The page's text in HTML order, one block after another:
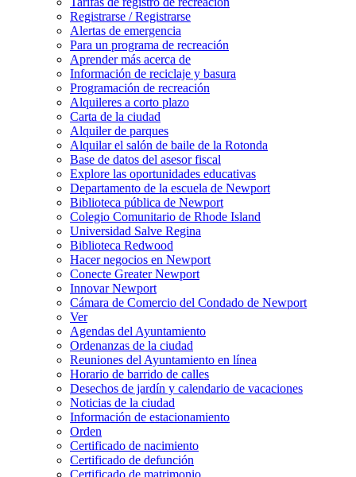
Registrarse / Registrarse
Alertas de emergencia
Para un programa de recreación
Aprender más acerca de
Información de reciclaje y basura
Programación de recreación
Alquileres a corto plazo
Carta de la ciudad
Alquiler de parques
Alquilar el salón de baile de la Rotonda
Base de datos del asesor fiscal
Explore las oportunidades educativas
Departamento de la escuela de Newport
Biblioteca pública de Newport
Colegio Comunitario de Rhode Island
Universidad Salve Regina
Biblioteca Redwood
Hacer negocios en Newport
Conecte Greater Newport
Innovar Newport
Cámara de Comercio del Condado de Newport
Ver
Agendas del Ayuntamiento
Ordenanzas de la ciudad
Reuniones del Ayuntamiento en línea
Horario de barrido de calles
Desechos de jardín y calendario de vacaciones
Noticias de la ciudad
Información de estacionamiento
Orden
Certificado de nacimiento
Certificado de defunción
Certificado de matrimonio